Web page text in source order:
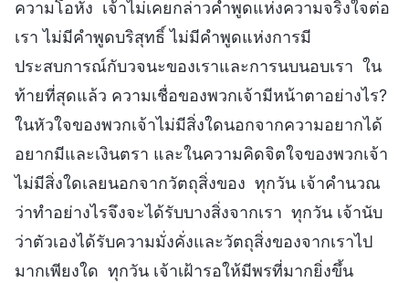
ความโอหัง เจ้าไม่เคยกล่าวคำพูดแห่งความจริงใจต่อ
เรา ไม่มีคำพูดบริสุทธิ์ ไม่มีคำพูดแห่งการมี
ประสบการณ์กับวจนะของเราและการนบนอบเรา ใน
ท้ายที่สุดแล้ว ความเชื่อของพวกเจ้ามีหน้าตาอย่างไร?
ในหัวใจของพวกเจ้าไม่มีสิ่งใดนอกจากความอยากได้
อยากมีและเงินตรา และในความคิดจิตใจของพวกเจ้า
ไม่มีสิ่งใดเลยนอกจากวัตถุสิ่งของ ทุกวัน เจ้าคำนวณ
ว่าทำอย่างไรจึงจะได้รับบางสิ่งจากเรา ทุกวัน เจ้านับ
ว่าตัวเองได้รับความมั่งคั่งและวัตถุสิ่งของจากเราไป
มากเพียงใด ทุกวัน เจ้าเฝ้ารอให้มีพรที่มากยิ่งขึ้น